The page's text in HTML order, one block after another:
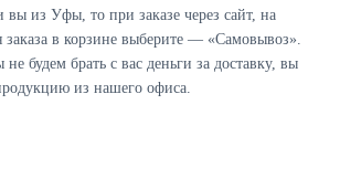
вы из Уфы, то при заказе через сайт, на
заказа в корзине выберите — «Самовывоз».
будем брать с вас деньги за доставку, вы
из нашего офиса.